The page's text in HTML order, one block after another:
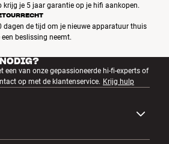
krijg je 5 jaar garantie op je hifi aankopen.
dagen de tijd om je nieuwe apparatuur thuis
beslissing neemt.
een van onze gepassioneerde hi-fi-experts of
op met de klantenservice. Krijg hulp